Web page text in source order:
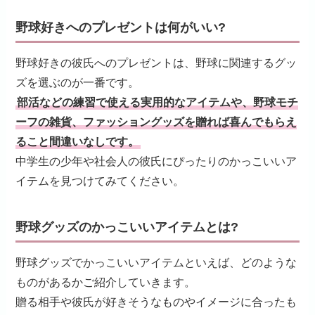
野球好きへのプレゼントは何がいい?
野球好きの彼氏へのプレゼントは、野球に関連するグッ
ズを選ぶのが一番です。
部活などの練習で使える実用的なアイテムや、野球モチ
ーフの雑貨、ファッショングッズを贈れば喜んでもらえ
ること間違いなしです。
中学生の少年や社会人の彼氏にぴったりのかっこいいア
イテムを見つけてみてください。
野球グッズのかっこいいアイテムとは?
野球グッズでかっこいいアイテムといえば、どのような
ものがあるかご紹介していきます。
贈る相手や彼氏が好きそうなものやイメージに合ったも